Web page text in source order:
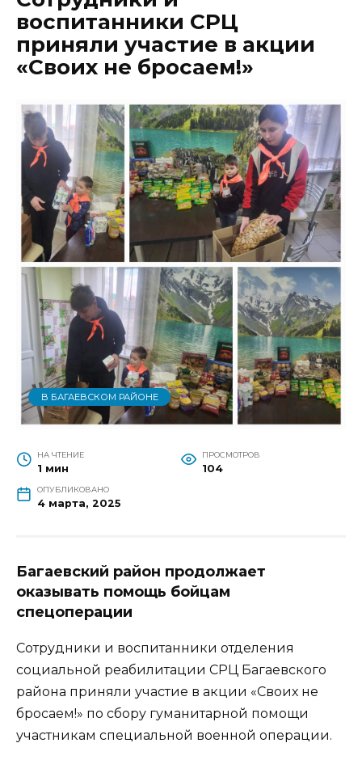
воспитанники СРЦ
приняли участие в акции
«Своих не бросаем!»
В БАГАЕВСКОМ РАЙОНЕ
НА ЧТЕНИЕ
1 мин
ПРОСМОТРОВ
104
ОПУБЛИКОВАНО
4 марта, 2025
Багаевский район продолжает
оказывать помощь бойцам
спецоперации
Сотрудники и воспитанники отделения
социальной реабилитации СРЦ Багаевского
района приняли участие в акции «Своих не
бросаем!» по сбору гуманитарной помощи
участникам специальной военной операции.